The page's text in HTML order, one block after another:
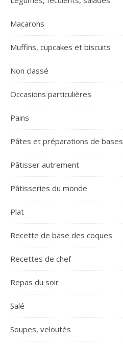
Macarons
Muffins, cupcakes et biscuits
Non classé
Occasions particulières
Pains
Pâtes et préparations de bases
Pâtisser autrement
Pâtisseries du monde
Plat
Recette de base des coques
Recettes de chef
Repas du soir
Salé
Soupes, veloutés